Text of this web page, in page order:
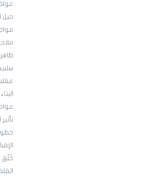
حبل
خُلُق